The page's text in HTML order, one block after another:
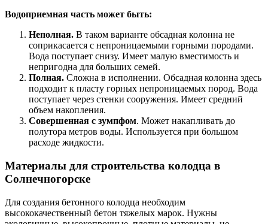
Водоприемная часть может быть:
Неполная. В таком варианте обсадная колонна не
соприкасается с непроницаемыми горными породами.
Вода поступает снизу. Имеет малую вместимость и
непригодна для больших семей.
Полная. Сложна в исполнении. Обсадная колонна здесь
подходит к пласту горных непроницаемых пород. Вода
поступает через стенки сооружения. Имеет средний
объем накопления.
Совершенная с зумпфом. Может накапливать до
полутора метров воды. Используется при большом
расходе жидкости.
Материалы для строительства колодца в
Солнечногорске
Для создания бетонного колодца необходим
высококачественный бетон тяжелых марок. Нужны